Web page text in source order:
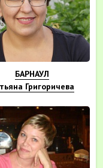
БАРНАУЛ
Григоричева